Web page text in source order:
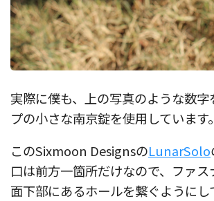
実際に僕も、上の写真のような数字
プの小さな南京錠を使用しています。
このSixmoon DesignsのLunarSolo
口は前方一箇所だけなので、ファ
面下部にあるホールを繋ぐように